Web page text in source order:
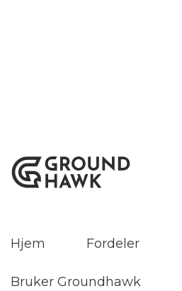
Hjem Fordeler
Bruker Groundhawk